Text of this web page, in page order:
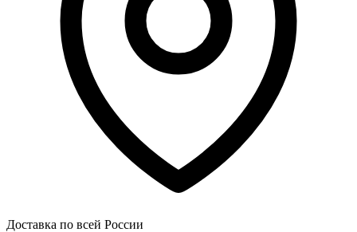
Доставка по всей России